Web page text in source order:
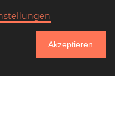
Akzeptieren